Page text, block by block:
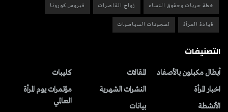
خطة حريات وحقوق النساء زواج القاصرات فيروس كورونا
قيادة المرأة لسجينات السياسيات
التصنيفات
أبطال مكبلون بالأصفاد
اخبار المرأة
الأنشطة
المقالات
النشرات الشهریة
بیانات
کلیبات
مؤتمرات يوم المرأة
العالمي